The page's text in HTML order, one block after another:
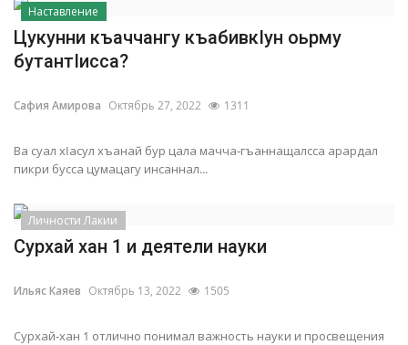
Наставление
Цукунни къаччангу къабивкIун оьрму
бутантIисса?
Сафия Амирова Октябрь 27, 2022 1311
Ва суал хIасул хъанай бур цала мачча-гъаннащалсса арардал
пикри бусcа цумацагу инсаннал...
Личности Лакии
Сурхай хан 1 и деятели науки
Ильяс Каяев Октябрь 13, 2022 1505
Сурхай-хан 1 отлично понимал важность науки и просвещения